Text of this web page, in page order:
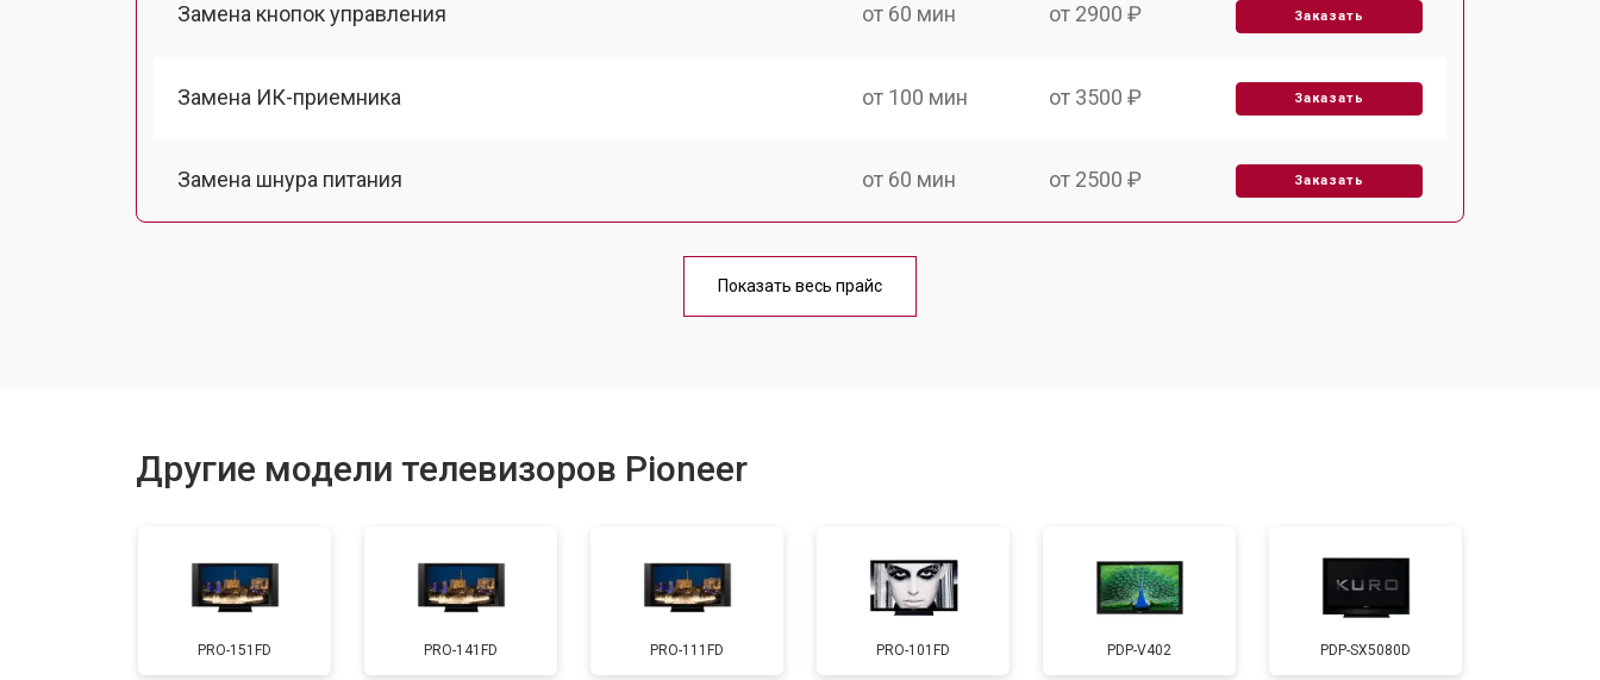
Замена кнопок управления от 60 мин от 2900 ₽ Заказать
Замена ИК-приемника от 100 мин от 3500 ₽ Заказать
Замена шнура питания от 60 мин от 2500 ₽ Заказать
от 90 мин
Замена HDMI порта от 80 мин от 2600 ₽ Заказать
Замена модуля Wi-Fi от 70 мин от 3500 ₽ Заказать
Показать весь прайс
Другие модели телевизоров Pioneer
PRO-151FD PRO-141FD PRO-111FD PRO-101FD PDP-V402 PDP-SX5080D